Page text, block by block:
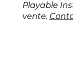
Playable
vente.